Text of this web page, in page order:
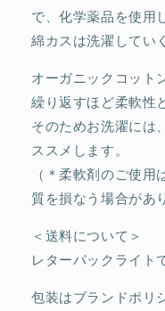
で、化学薬品を使用
綿カスは洗濯してい
オーガニックコット
繰り返すほど柔軟性
そのためお洗濯には
ススメします。
（＊柔軟剤のご使
質を損なう場合があ
＜送料について＞
レターパックライト
包装はブランドポリ